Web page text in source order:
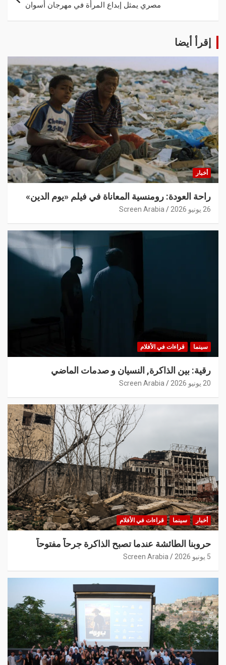
مصري يمثل إبداع المرأة في مهرجان أسوان
إقرأ أيضا
أخبار
راحة العودة: رومنسية المعاناة في فيلم «يوم الدين»
26 يونيو 2026 Screen Arabia
سينما قراءات في الأفلام
رقية: بين الذاكرة, النسيان و صدمات الماضي
20 يونيو 2026 Screen Arabia
أخبار سينما قراءات في الأفلام
حروبنا الطائشة عندما تصبح الذاكرة جرحاً مفتوحاً
5 يونيو 2026 Screen Arabia